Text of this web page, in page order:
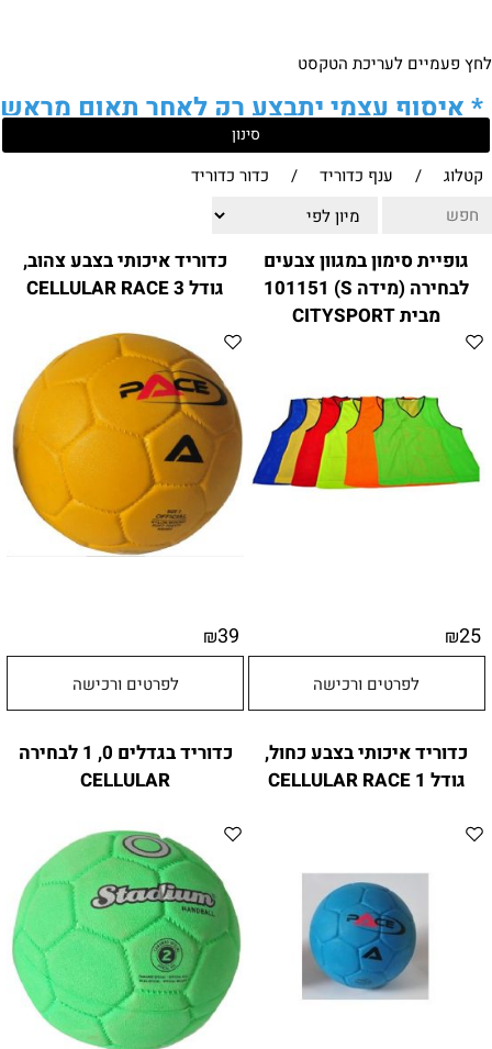
לחץ פעמיים לעריכת הטקסט
*איסוף עצמי יתבצע רק לאחר תאום מראש
של הלקוח מול נציגנו!
לבירור נוסף ניתן ליצור עמנו קשר:
ווטצאפ הודעות בלבד ):
מענה טלפוני:04-8411075
,
04-8411010
בין השעות 9:00-17:00
לחיצת כפתור
"צור קשר"
באתר
citysport1@013.net
citysport2@013.net
סינון
קטלוג / ענף כדוריד / כדור כדוריד
גופיית סימון במגוון צבעים
לבחירה (מידה S) 101151
מבית CITYSPORT
₪25
לפרטים ורכישה
כדוריד איכותי בצבע צהוב,
גודל 3 CELLULAR RACE
₪39
לפרטים ורכישה
כדוריד איכותי בצבע כחול,
גודל 1 CELLULAR RACE
כדוריד בגדלים 0, 1 לבחירה
CELLULAR